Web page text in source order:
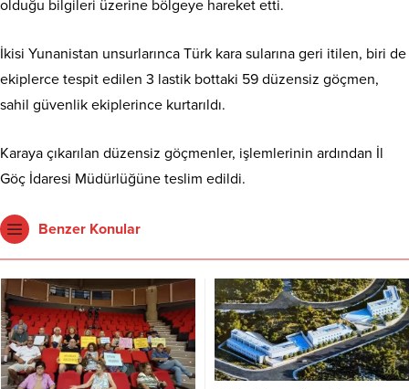
olduğu bilgileri üzerine bölgeye hareket etti.
İkisi Yunanistan unsurlarınca Türk kara sularına geri itilen, biri de
ekiplerce tespit edilen 3 lastik bottaki 59 düzensiz göçmen,
sahil güvenlik ekiplerince kurtarıldı.
Karaya çıkarılan düzensiz göçmenler, işlemlerinin ardından İl
Göç İdaresi Müdürlüğüne teslim edildi.
Benzer Konular